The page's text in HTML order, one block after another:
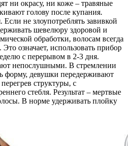
ни окрасу, ни коже – травяные
голову после купания.
не злоупотреблять завивкой
шевелюру здоровой и
обработки, волосам всегда
означает, использовать прибор
с перерывом в 2-3 дня.
непослушными. В стремлении
форму, девушки передерживают
структуры, с
стебля. Результат – мертвые
В норме удерживать плойку